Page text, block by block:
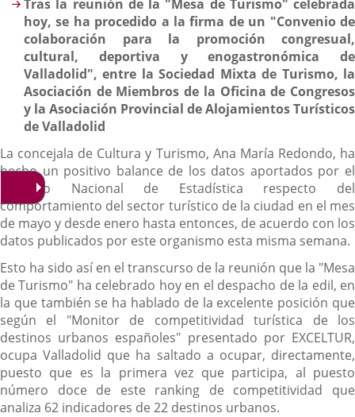
Tras la reunión de la "Mesa de Turismo" celebrada
hoy, se ha procedido a la firma de un "Convenio de
colaboración para la promoción congresual,
cultural, deportiva y enogastronómica de
Valladolid", entre la Sociedad Mixta de Turismo, la
Asociación de Miembros de la Oficina de Congresos
y la Asociación Provincial de Alojamientos Turísticos
de Valladolid
La concejala de Cultura y Turismo, Ana María Redondo, ha
hecho un positivo balance de los datos aportados por el
Instituto Nacional de Estadística respecto del
comportamiento del sector turístico de la ciudad en el mes
de mayo y desde enero hasta entonces, de acuerdo con los
datos publicados por este organismo esta misma semana.
Esto ha sido así en el transcurso de la reunión que la "Mesa
de Turismo" ha celebrado hoy en el despacho de la edil, en
la que también se ha hablado de la excelente posición que
según el "Monitor de competitividad turística de los
destinos urbanos españoles" presentado por EXCELTUR,
ocupa Valladolid que ha saltado a ocupar, directamente,
puesto que es la primera vez que participa, al puesto
número doce de este ranking de competitividad que
analiza 62 indicadores de 22 destinos urbanos.